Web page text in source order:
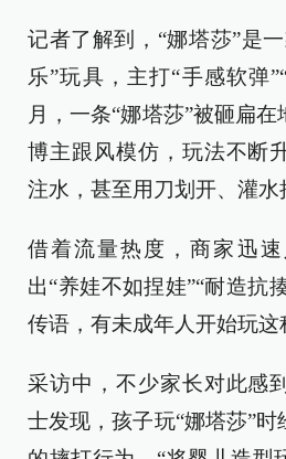
记者了解到，“娜塔莎”是
乐”玩具，主打“手感软弹
月，一条“娜塔莎”被砸扁
博主跟风模仿，玩法不断
注水，甚至用刀划开、灌水
借着流量热度，商家迅
出“养娃不如捏娃”“耐造抗
传语，有未成年人开始玩这
采访中，不少家长对此感
士发现，孩子玩“娜塔莎”